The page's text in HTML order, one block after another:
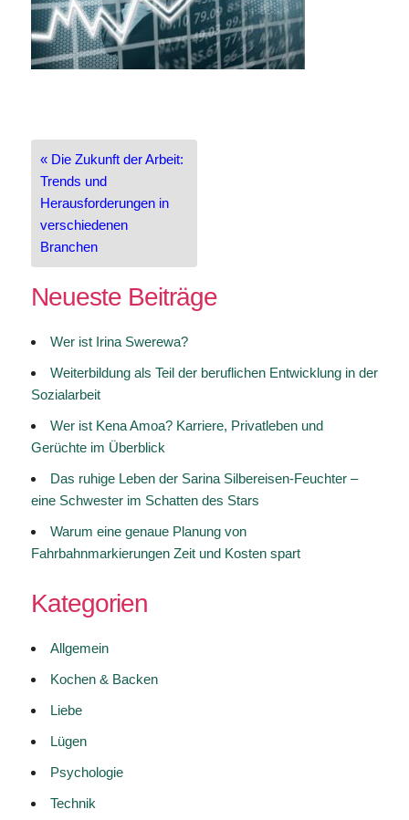
Beitragsnavigation
« Die Zukunft der Arbeit:
Trends und
Herausforderungen in
verschiedenen
Branchen
Neueste Beiträge
Wer ist Irina Swerewa?
Weiterbildung als Teil der beruflichen Entwicklung in der
Sozialarbeit
Wer ist Kena Amoa? Karriere, Privatleben und
Gerüchte im Überblick
Das ruhige Leben der Sarina Silbereisen-Feuchter –
eine Schwester im Schatten des Stars
Warum eine genaue Planung von
Fahrbahnmarkierungen Zeit und Kosten spart
Kategorien
Allgemein
Kochen & Backen
Liebe
Lügen
Psychologie
Technik